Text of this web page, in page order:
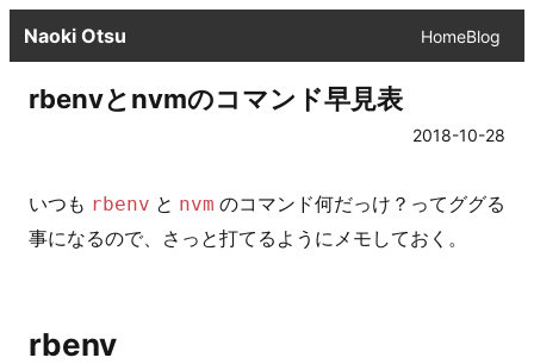
Naoki Otsu HomeBlog
rbenvとnvmのコマンド早見表
2018-10-28
いつも rbenv と nvm のコマンド何だっけ？ってググる
事になるので、さっと打てるようにメモしておく。
rbenv